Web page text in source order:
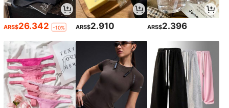
ARS$26.342 -10% ARS$2.910 ARS$2.396